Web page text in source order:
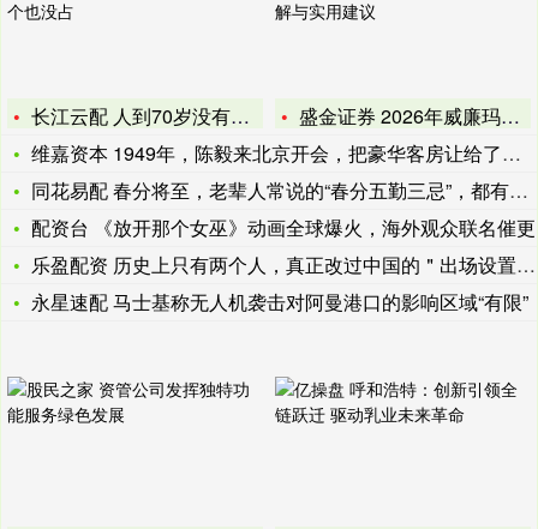
长江云配 人到70岁没有这五种病，基本可以活到90岁！希望你
盛金证券 2026年威廉玛丽学院硕士留学申请流程全解析，步骤
维嘉资本 1949年，陈毅来北京开会，把豪华客房让给了傅作义
同花易配 春分将至，老辈人常说的“春分五勤三忌”，都有哪些讲
配资台 《放开那个女巫》动画全球爆火，海外观众联名催更
乐盈配资 历史上只有两个人，真正改过中国的＂出场设置＂： 一
永星速配 马士基称无人机袭击对阿曼港口的影响区域“有限”